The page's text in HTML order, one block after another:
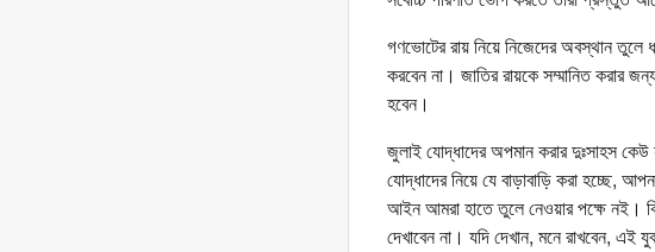
গণভোটের রায় নিয়ে নিজেদের অবস্থান তুলে
করবেন না। জাতির রায়কে সম্মানিত করার
হবেন।
জুলাই যোদ্ধাদের অপমান করার দুঃসাহস কেউ
যোদ্ধাদের নিয়ে যে বাড়াবাড়ি করা হচ্ছে,
আইন আমরা হাতে তুলে নেওয়ার পক্ষে নই।
দেখাবেন না। যদি দেখান, মনে রাখবেন,